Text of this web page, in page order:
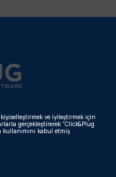
ve iyileştirmek için
gerçekleştirerek “Click&Plug
kabul etmiş